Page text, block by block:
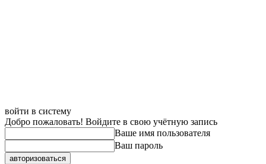
войти в систему
Добро пожаловать! Войдите в свою учётную запись
Ваше имя пользователя
Ваш пароль